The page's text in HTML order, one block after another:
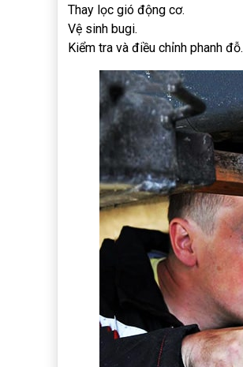
Thay lọc gió động cơ.
Vệ sinh bugi.
Kiểm tra và điều chỉnh phanh đỗ.